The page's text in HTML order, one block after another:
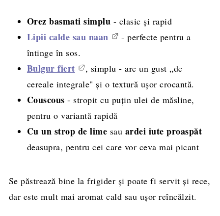
Orez basmati simplu - clasic și rapid
Lipii calde sau naan
- perfecte pentru a
întinge în sos.
Bulgur fiert
, simplu - are un gust „de
cereale integrale" și o textură ușor crocantă.
Couscous- stropit cu puțin ulei de măsline,
pentru o variantă rapidă
Cu un strop de lime sau ardei iute proaspăt
deasupra, pentru cei care vor ceva mai picant
Se păstrează bine la frigider și poate fi servit și rece,
dar este mult mai aromat cald sau ușor reîncălzit.